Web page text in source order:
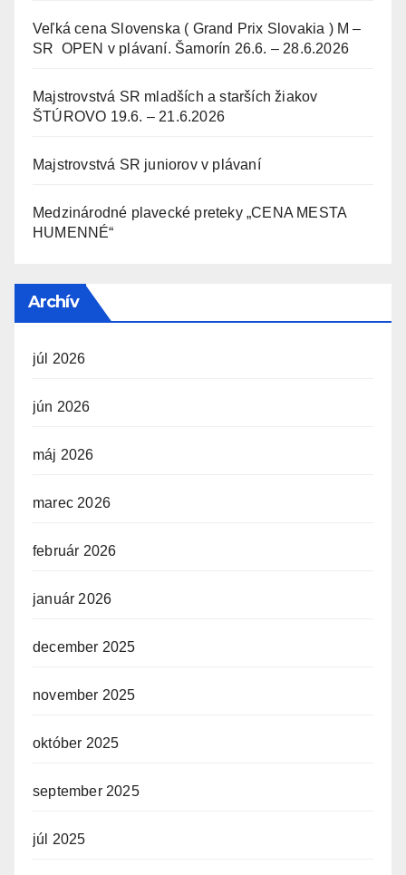
Veľká cena Slovenska ( Grand Prix Slovakia ) M –
SR OPEN v plávaní. Šamorín 26.6. – 28.6.2026
Majstrovstvá SR mladších a starších žiakov
ŠTÚROVO 19.6. – 21.6.2026
Majstrovstvá SR juniorov v plávaní
Medzinárodné plavecké preteky „CENA MESTA
HUMENNÉ“
Archív
júl 2026
jún 2026
máj 2026
marec 2026
február 2026
január 2026
december 2025
november 2025
október 2025
september 2025
júl 2025